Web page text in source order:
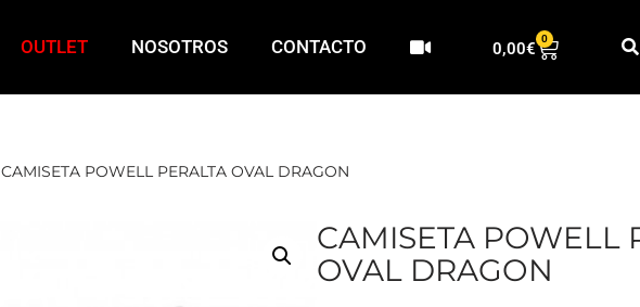
OUTLET NOSOTROS CONTACTO 0,00€
0
CAMISETA POWELL PERALTA OVAL DRAGON
CAMISETA POWELL
OVAL DRAGON